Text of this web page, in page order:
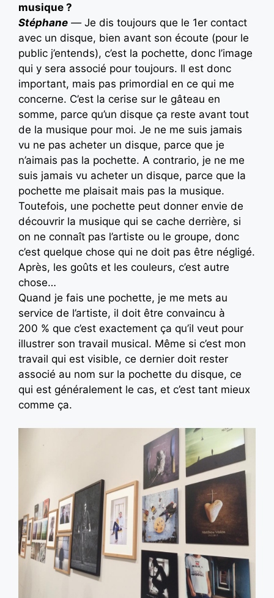
musique ?
Stéphane —Je dis toujours que le 1er contact
avec un disque, bien avant son écoute (pour le
public j’entends), c’est la pochette, donc l’image
qui y sera associé pour toujours. Il est donc
important, mais pas primordial en ce qui me
concerne. C’est la cerise sur le gâteau en
somme, parce qu’un disque ça reste avant tout
de la musique pour moi. Je ne me suis jamais
vu ne pas acheter un disque, parce que je
n’aimais pas la pochette. A contrario, je ne me
suis jamais vu acheter un disque, parce que la
pochette me plaisait mais pas la musique.
Toutefois, une pochette peut donner envie de
découvrir la musique qui se cache derrière, si
on ne connaît pas l’artiste ou le groupe, donc
c’est quelque chose qui ne doit pas être négligé.
Après, les goûts et les couleurs, c’est autre
chose…
Quand je fais une pochette, je me mets au
service de l’artiste, il doit être convaincu à
200 % que c’est exactement ça qu’il veut pour
illustrer son travail musical. Même si c’est mon
travail qui est visible, ce dernier doit rester
associé au nom sur la pochette du disque, ce
qui est généralement le cas, et c’est tant mieux
comme ça.